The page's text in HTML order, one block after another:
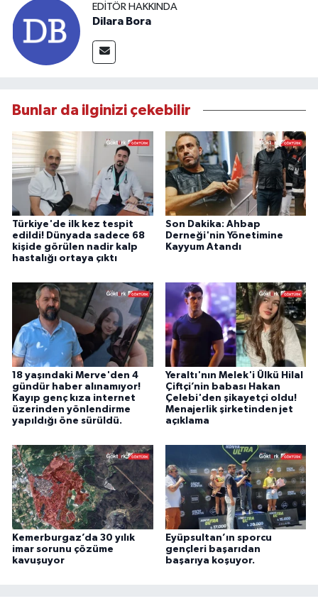
EDITÖR HAKKINDA
Dilara Bora
Bunlar da ilginizi çekebilir
Türkiye'de ilk kez tespit
edildi! Dünyada sadece 68
kişide görülen nadir kalp
hastalığı ortaya çıktı
Son Dakika: Ahbap
Derneği'nin Yönetimine
Kayyum Atandı
18 yaşındaki Merve'den 4
gündür haber alınamıyor!
Kayıp genç kıza internet
üzerinden yönlendirme
yapıldığı öne sürüldü.
Yeraltı'nın Melek'i Ülkü Hilal
Çiftçi’nin babası Hakan
Çelebi'den şikayetçi oldu!
Menajerlik şirketinden jet
açıklama
Kemerburgaz’da 30 yılık
imar sorunu çözüme
kavuşuyor
Eyüpsultan’ın sporcu
gençleri başarıdan
başarıya koşuyor.